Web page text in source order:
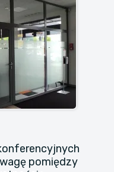
pomiędzy